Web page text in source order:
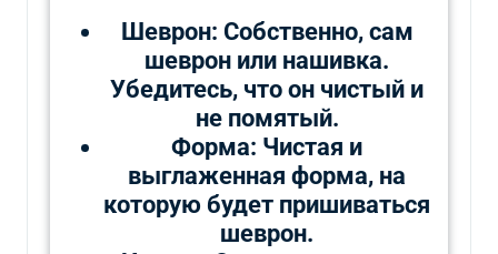
Шеврон: Собственно, сам
шеврон или нашивка.
Убедитесь, что он чистый и
не помятый.
Форма: Чистая и
выглаженная форма, на
которую будет пришиваться
шеврон.